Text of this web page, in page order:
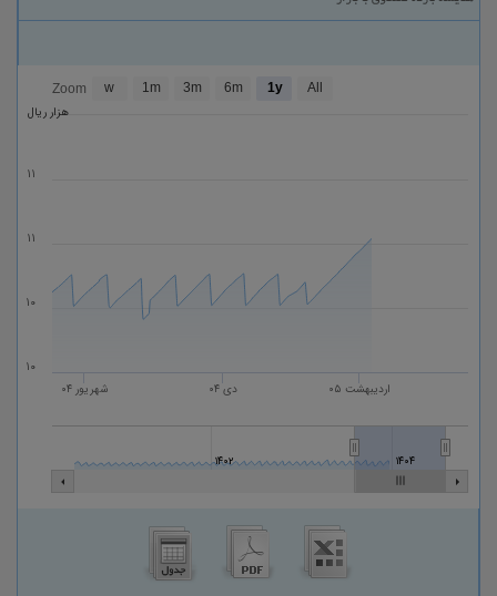
هزار ریال
Zoom w 1m 3m 6m 1y All
شهریور ۰۴ دی ۰۴ اردیبهشت ۰۵
۱۴۰۲ ۱۴۰۴
۱۰
۱۱
۱۱
۱۰